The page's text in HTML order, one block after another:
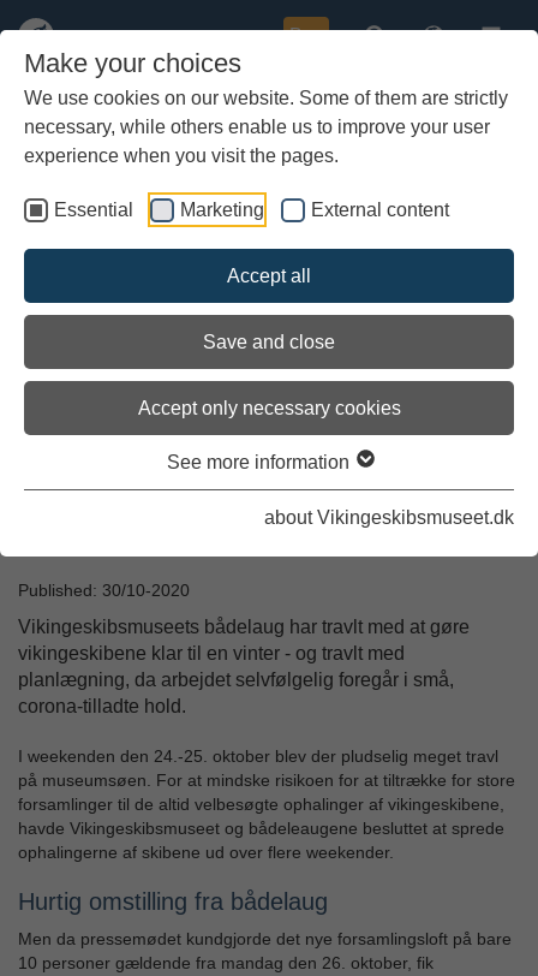
Make your choices
We use cookies on our website. Some of them are strictly
necessary, while others enable us to improve your user
experience when you visit the pages.
Essential Marketing External content
Accept all
Save and close
Accept only necessary cookies
See more information
about Vikingeskibsmuseet.dk
Skip
content
Buy
Vikingeskibsmuseet gør
museumshavnen vinterklar
Published: 30/10-2020
Vikingeskibsmuseets bådelaug har travlt med at gøre
vikingeskibene klar til en vinter - og travlt med
planlægning, da arbejdet selvfølgelig foregår i små,
corona-tilladte hold.
I weekenden den 24.-25. oktober blev der pludselig meget travl
på museumsøen. For at mindske risikoen for at tiltrække for store
forsamlinger til de altid velbesøgte ophalinger af vikingeskibene,
havde Vikingeskibsmuseet og bådeleaugene besluttet at sprede
ophalingerne af skibene ud over flere weekender.
Hurtig omstilling fra bådelaug
Men da pressemødet kundgjorde det nye forsamlingsloft på bare
10 personer gældende fra mandag den 26. oktober, fik